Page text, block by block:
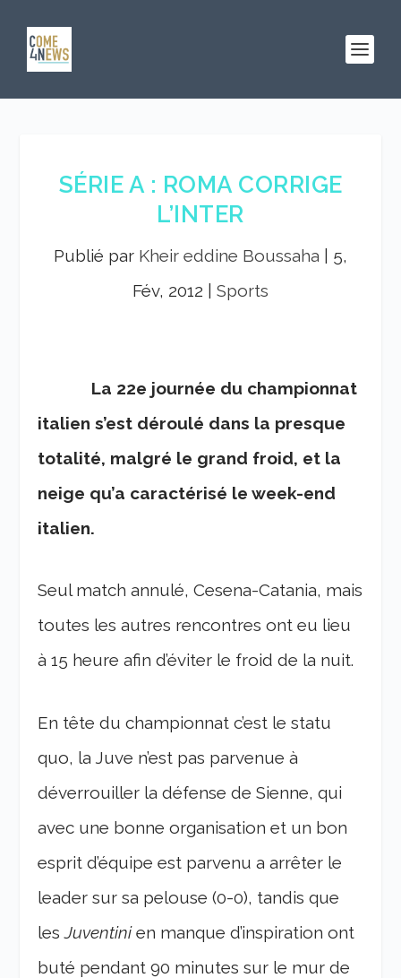
SÉRIE A : ROMA CORRIGE
L’INTER
Publié par Kheir eddine Boussaha
5,
Fév, 2012
Sports
La 22e journée du championnat
italien s’est déroulé dans la presque
totalité, malgré le grand froid, et la
neige qu’a caractérisé le week-end
italien.
Seul match annulé, Cesena-Catania, mais
toutes les autres rencontres ont eu lieu
à 15 heure afin d’éviter le froid de la nuit.
En tête du championnat c’est le statu
quo, la Juve n’est pas parvenue à
déverrouiller la défense de Sienne, qui
avec une bonne organisation et un bon
esprit d’équipe est parvenu a arrêter le
leader sur sa pelouse (0-0), tandis que
les Juventinien manque d’inspiration ont
buté pendant 90 minutes sur le mur de